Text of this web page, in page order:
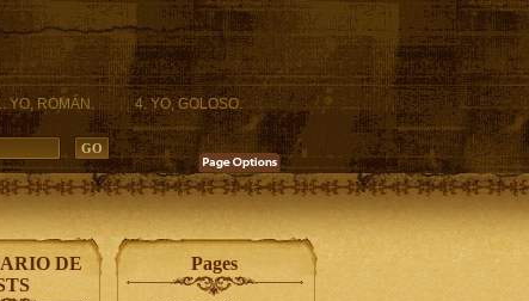
YO, ROMÁN.
4. YO, GOLOSO.
DE
Pages